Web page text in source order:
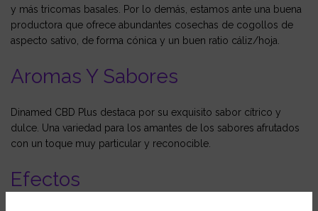
y más tricomas basales. Por lo demás, estamos ante una buena
productora que ofrece abundantes cosechas de cogollos de
aspecto sativo, de forma cónica y un buen ratio cáliz/hoja.
Aromas Y Sabores
Dinamed CBD Plus destaca por su exquisito sabor cítrico y
dulce. Una variedad para los amantes de los sabores afrutados
con un toque muy particular y reconocible.
Efectos